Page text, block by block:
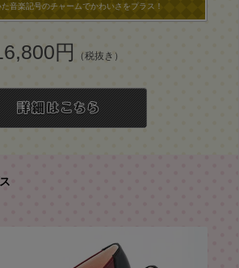
音楽記号のチャームでかわいさをプラス！
円 （税抜き）